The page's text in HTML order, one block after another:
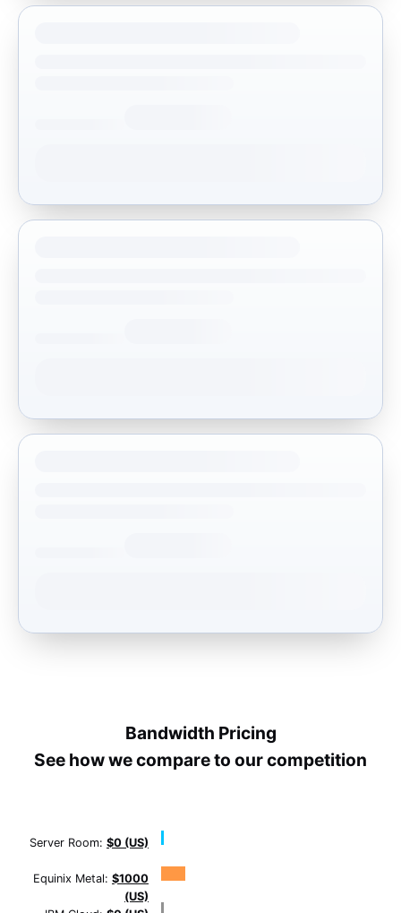
Bandwidth Pricing
See how we compare to our competition
Server Room: $0 (US)
Equinix Metal: $1000
(US)